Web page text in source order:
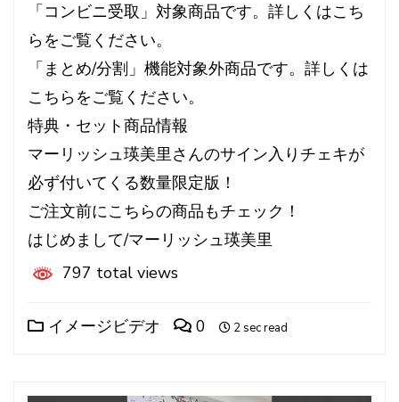
「コンビニ受取」対象商品です。詳しくはこち
らをご覧ください。
「まとめ/分割」機能対象外商品です。詳しくは
こちらをご覧ください。
特典・セット商品情報
マーリッシュ瑛美里さんのサイン入りチェキが
必ず付いてくる数量限定版！
ご注文前にこちらの商品もチェック！
はじめまして/マーリッシュ瑛美里
797 total views
イメージビデオ 0 2 sec read